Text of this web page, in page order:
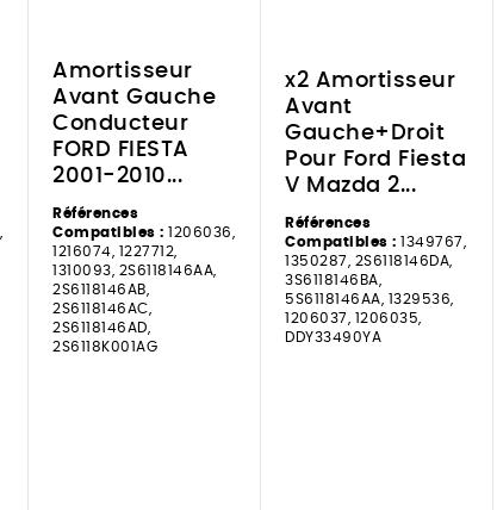
Amortisseur
Avant Gauche
Conducteur
FORD FIESTA
2001-2010...
Références
Compatibles : 1206036,
1216074, 1227712,
1310093, 2S6118146AA,
2S6118146AB,
2S6118146AC,
2S6118146AD,
2S6118K001AG
x2 Amortisseur
Avant
Gauche+Droit
Pour Ford Fiesta
V Mazda 2...
Références
Compatibles : 1349767,
1350287, 2S6118146DA,
3S6118146BA,
5S6118146AA, 1329536,
1206037, 1206035,
DDY33490YA